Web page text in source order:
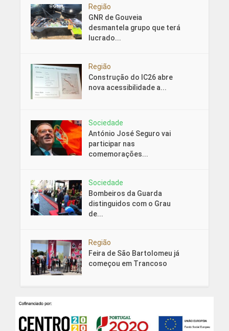
Região
GNR de Gouveia
desmantela grupo que terá
lucrado...
Região
Construção do IC26 abre
nova acessibilidade a...
Sociedade
António José Seguro vai
participar nas
comemorações...
Sociedade
Bombeiros da Guarda
distinguidos com o Grau
de...
Região
Feira de São Bartolomeu já
começou em Trancoso